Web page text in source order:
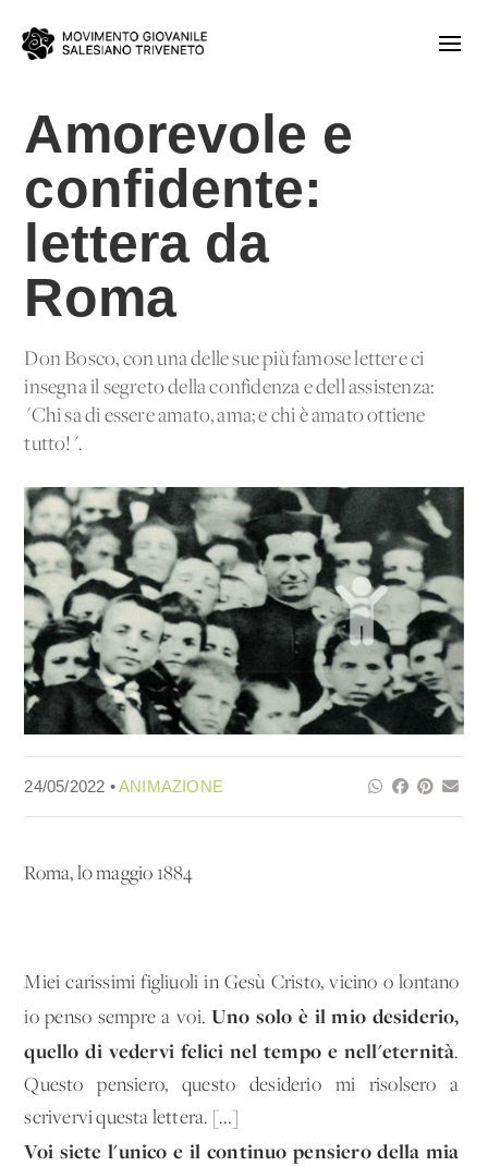
Amorevole e
confidente:
lettera da
Roma
Don Bosco, con una delle sue più famose lettere ci
insegna il segreto della confidenza e dell'assistenza:
"Chi sa di essere amato, ama; e chi è amato ottiene
tutto!".
24/05/2022 •ANIMAZIONE
Roma, l0 maggio 1884
Miei carissimi figliuoli in Gesù Cristo, vicino o lontano
io penso sempre a voi.Uno solo è il mio desiderio,
quello di vedervi felici nel tempo e nell'eternità.
Questo pensiero, questo desiderio mi risolsero a
scrivervi questa lettera. [...]
Voi siete l'unico e il continuo pensiero della mia